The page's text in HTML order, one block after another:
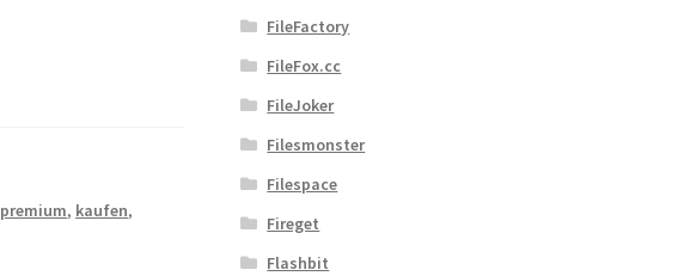
premium, kaufen,
FileFactory
FileFox.cc
FileJoker
Filesmonster
Filespace
Fireget
Flashbit